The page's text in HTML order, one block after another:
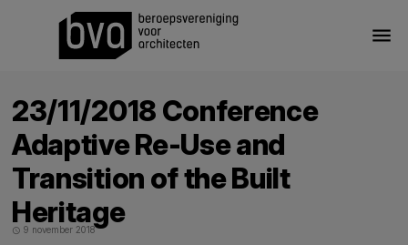
menu
23/11/2018 Conference
Adaptive Re-Use and
Transition of the Built
Heritage
schedule 9 november 2018